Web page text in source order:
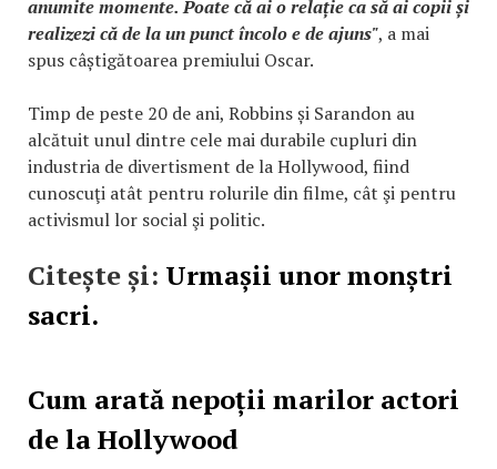
anumite momente. Poate că ai o relație ca să ai copii și
realizezi că de la un punct încolo e de ajuns", a mai
spus câștigătoarea premiului Oscar.
Timp de peste 20 de ani, Robbins și Sarandon au
alcătuit unul dintre cele mai durabile cupluri din
industria de divertisment de la Hollywood, fiind
cunoscuţi atât pentru rolurile din filme, cât şi pentru
activismul lor social şi politic.
Citește și: Urmașii unor monștri
sacri.
Cum arată nepoții marilor actori
de la Hollywood